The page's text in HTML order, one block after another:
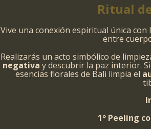
Ritual
Vive una conexión espiritual única
entre
Realizarás un acto simbólico de
negativa y descubrir la paz interior.
esencias florales de Bali limpia el
1º Peeling